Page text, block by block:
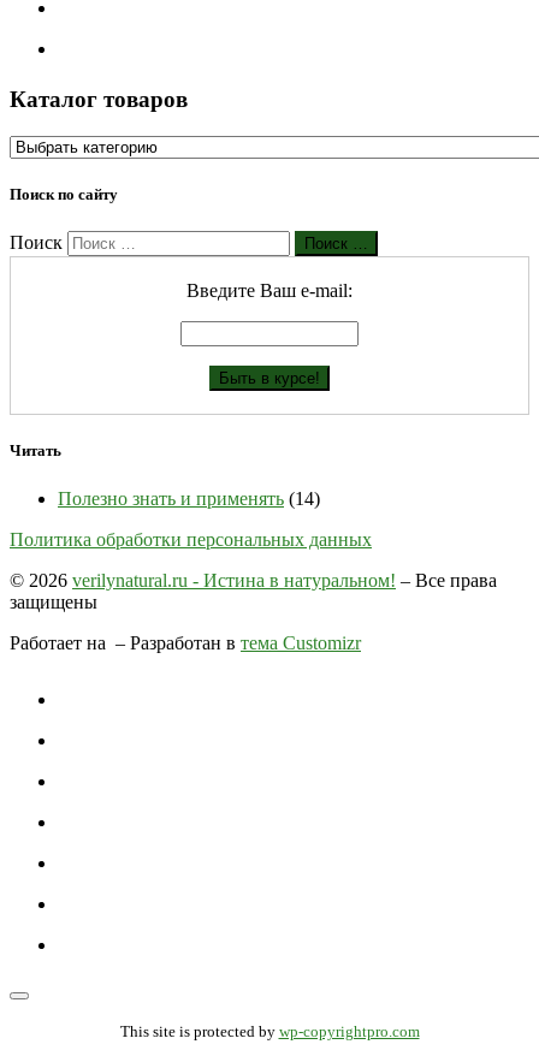
Каталог товаров
Поиск по сайту
Поиск Поиск …
Введите Ваш е-mail:
Читать
Полезно знать и применять (14)
Политика обработки персональных данных
© 2026 verilynatural.ru - Истина в натуральном! – Все права
защищены
Работает на – Разработан в тема Customizr
This site is protected by wp-copyrightpro.com